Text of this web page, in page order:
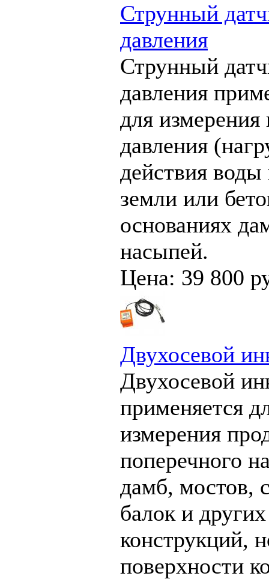
Струнный
давления
Струнный
давления
для измерения
давления
действия воды
земли или
основаниях
насыпей.
Цена: 39 800
Двухосевой
Двухосевой
применяется
измерения
поперечного
дамб, мостов,
балок и других
конструкций,
поверхности